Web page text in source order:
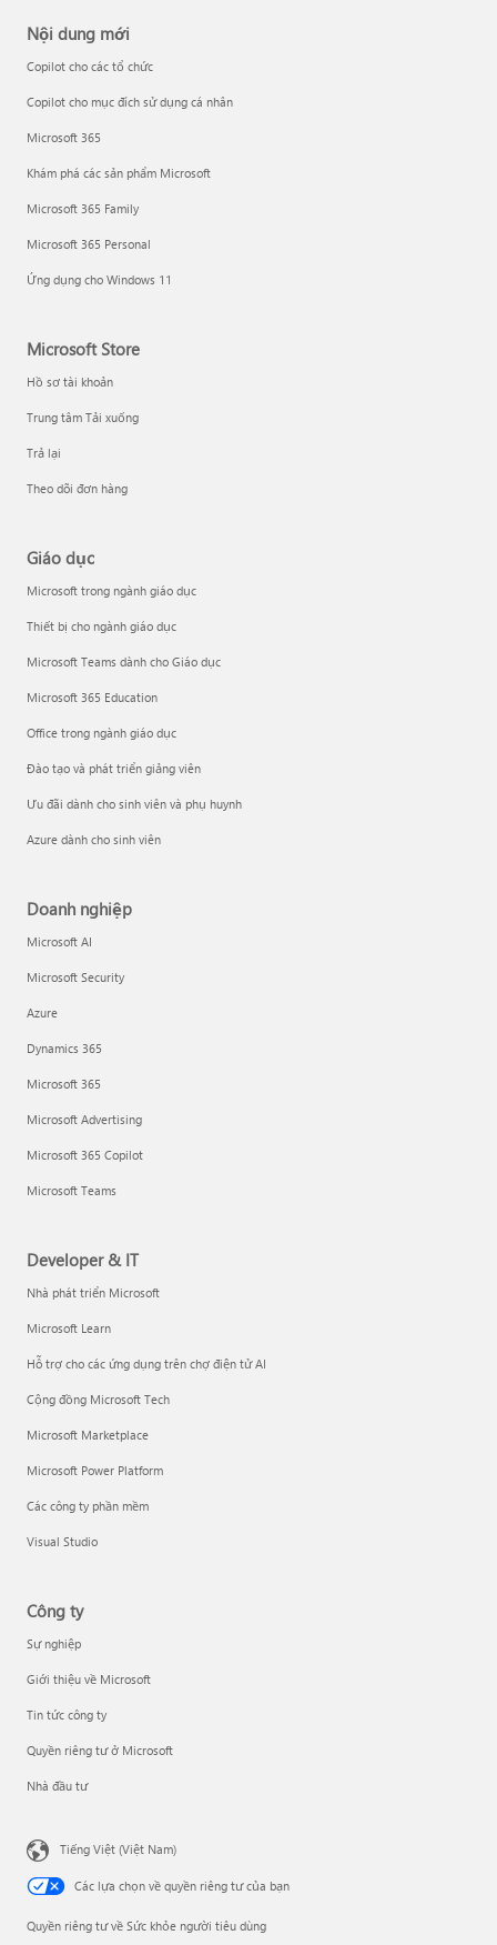
Nội dung mới
Copilot cho các tổ chức
Copilot cho mục đích sử dụng cá nhân
Microsoft 365
Khám phá các sản phẩm Microsoft
Microsoft 365 Family
Microsoft 365 Personal
Ứng dụng cho Windows 11
Microsoft Store
Hồ sơ tài khoản
Trung tâm Tải xuống
Trả lại
Theo dõi đơn hàng
Giáo dục
Microsoft trong ngành giáo dục
Thiết bị cho ngành giáo dục
Microsoft Teams dành cho Giáo dục
Microsoft 365 Education
Office trong ngành giáo dục
Đào tạo và phát triển giảng viên
Ưu đãi dành cho sinh viên và phụ huynh
Azure dành cho sinh viên
Doanh nghiệp
Microsoft AI
Microsoft Security
Azure
Dynamics 365
Microsoft 365
Microsoft Advertising
Microsoft 365 Copilot
Microsoft Teams
Developer & IT
Nhà phát triển Microsoft
Microsoft Learn
Hỗ trợ cho các ứng dụng trên chợ điện tử AI
Cộng đồng Microsoft Tech
Microsoft Marketplace
Microsoft Power Platform
Các công ty phần mềm
Visual Studio
Công ty
Sự nghiệp
Giới thiệu về Microsoft
Tin tức công ty
Quyền riêng tư ở Microsoft
Nhà đầu tư
Tiếng Việt (Việt Nam)
Các lựa chọn về quyền riêng tư của bạn
Quyền riêng tư về Sức khỏe người tiêu dùng